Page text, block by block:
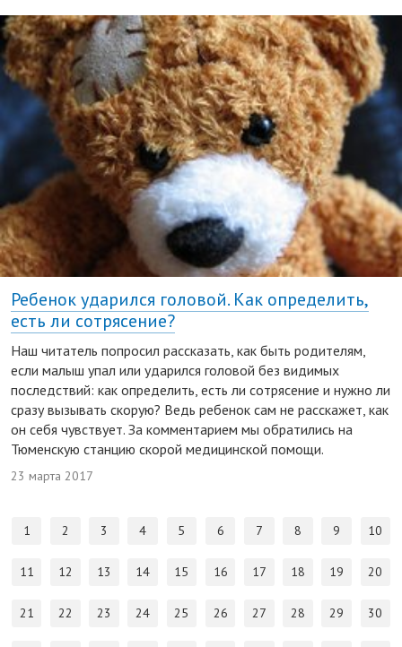
Ребенок ударился головой. Как определить,
есть ли сотрясение?
Наш читатель попросил рассказать, как быть родителям,
если малыш упал или ударился головой без видимых
последствий: как определить, есть ли сотрясение и нужно ли
сразу вызывать скорую? Ведь ребенок сам не расскажет, как
он себя чувствует. За комментарием мы обратились на
Тюменскую станцию скорой медицинской помощи.
23 марта 2017
1 2 3 4 5 6 7 8 9 10
11 12 13 14 15 16 17 18 19 20
21 22 23 24 25 26 27 28 29 30